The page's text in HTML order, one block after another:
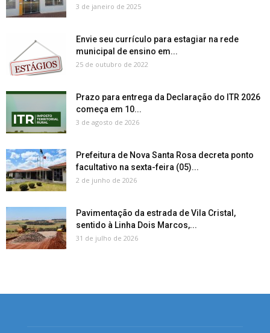
3 de janeiro de 2025
Envie seu currículo para estagiar na rede
municipal de ensino em...
25 de outubro de 2022
Prazo para entrega da Declaração do ITR 2026
começa em 10...
3 de agosto de 2026
Prefeitura de Nova Santa Rosa decreta ponto
facultativo na sexta-feira (05)...
2 de junho de 2026
Pavimentação da estrada de Vila Cristal,
sentido à Linha Dois Marcos,...
31 de julho de 2026